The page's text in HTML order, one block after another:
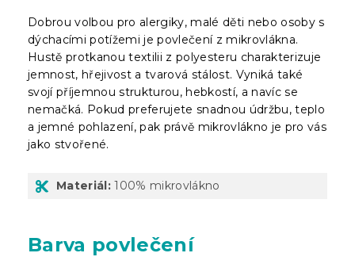
Dobrou volbou pro alergiky, malé děti nebo osoby s
dýchacími potížemi je povlečení z mikrovlákna.
Hustě protkanou textilii z polyesteru charakterizuje
jemnost, hřejivost a tvarová stálost. Vyniká také
svojí příjemnou strukturou, hebkostí, a navíc se
nemačká. Pokud preferujete snadnou údržbu, teplo
a jemné pohlazení, pak právě mikrovlákno je pro vás
jako stvořené.
Materiál: 100% mikrovlákno
Barva povlečení